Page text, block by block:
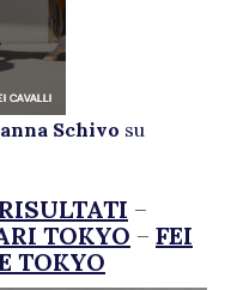
Schivo su
RISULTATI –
TOKYO – FEI
TOKYO